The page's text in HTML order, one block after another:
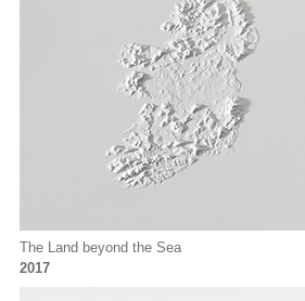
The Land beyond the Sea
2017